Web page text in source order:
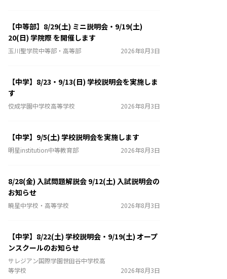
【中等部】8/29(土) ミニ説明会・9/19(土)
20(日) 学院際 を開催します
玉川聖学院中等部・高等部 2026年8月3日
【中学】8/23・9/13(日) 学校説明会を実施しま
す
佼成学園中学校高等学校 2026年8月3日
【中学】9/5(土) 学校説明会を実施します
明星institution中等教育部 2026年8月3日
8/28(金) 入試問題解説会 9/12(土) 入試説明会の
お知らせ
暁星中学校・高等学校 2026年8月3日
【中学】8/22(土) 学校説明会・9/19(土) オープ
ンスクールのお知らせ
サレジアン国際学園世田谷中学校高
等学校
2026年8月3日